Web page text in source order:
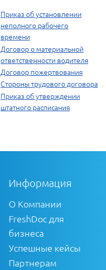
Приказ об установлении
неполного рабочего
времени
Договор о материальной
ответственности водителя
Договор пожертвования
Стороны трудового договора
Приказ об утверждении
штатного расписания
Информация
О Компании
FreshDoc для
бизнеса
Успешные кейсы
Партнерам